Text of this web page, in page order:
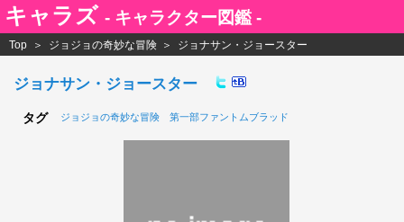
キャラズ - キャラクター図鑑 -
Top ジョジョの奇妙な冒険 ジョナサン・ジョースター
ジョナサン・ジョースター
タグ ジョジョの奇妙な冒険 第一部ファントムブラッド